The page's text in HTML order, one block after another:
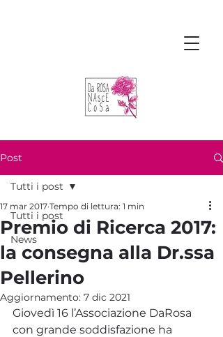
Post
Tutti i post
News
Tutti i post
Premio di Ricerca 2017:
la consegna alla Dr.ssa
Pellerino
17 mar 2017 Tempo di lettura: 1 min
Aggiornamento: 7 dic 2021
Giovedì 16 l’Associazione DaRosa
con grande soddisfazione ha